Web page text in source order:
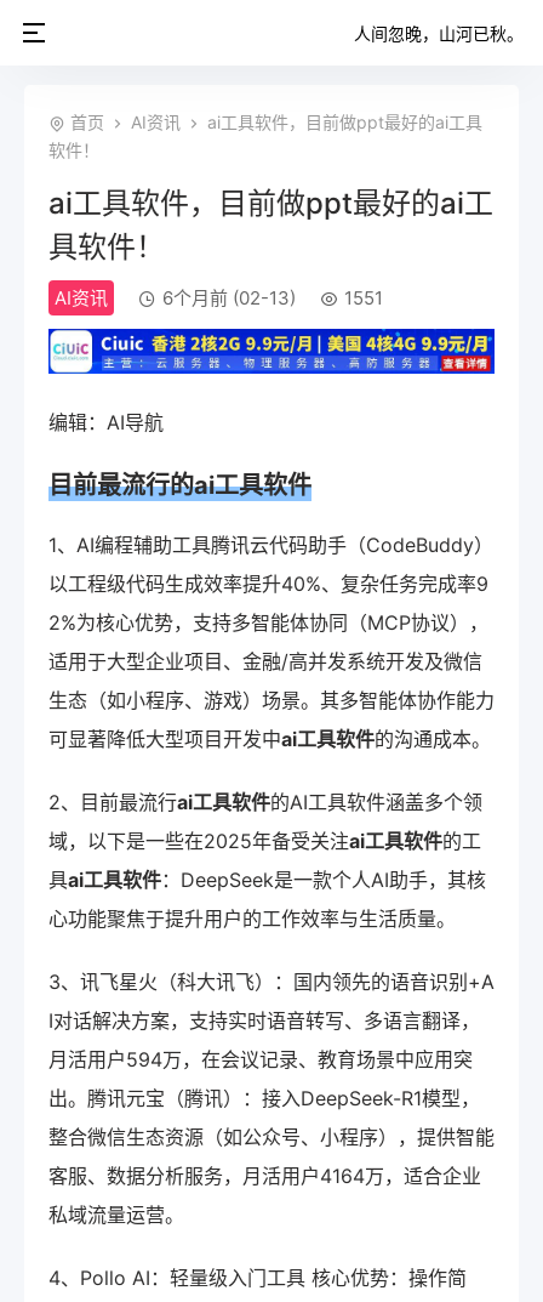
人间忽晚，山河已秋。
首页 AI资讯
ai工具软件，目前做ppt最好的ai工具
软件！
ai工具软件，目前做ppt最好的ai工
具软件！
AI资讯 6个月前 (02-13) 1551
编辑：AI导航
目前最流行的ai工具软件
1、AI编程辅助工具腾讯云代码助手（CodeBuddy）
以工程级代码生成效率提升40%、复杂任务完成率9
2%为核心优势，支持多智能体协同（MCP协议），
适用于大型企业项目、金融/高并发系统开发及微信
生态（如小程序、游戏）场景。其多智能体协作能力
可显著降低大型项目开发中ai工具软件的沟通成本。
2、目前最流行ai工具软件的AI工具软件涵盖多个领
域，以下是一些在2025年备受关注ai工具软件的工
具ai工具软件：DeepSeek是一款个人AI助手，其核
心功能聚焦于提升用户的工作效率与生活质量。
3、讯飞星火（科大讯飞）：国内领先的语音识别+A
I对话解决方案，支持实时语音转写、多语言翻译，
月活用户594万，在会议记录、教育场景中应用突
出。腾讯元宝（腾讯）：接入DeepSeek-R1模型，
整合微信生态资源（如公众号、小程序），提供智能
客服、数据分析服务，月活用户4164万，适合企业
私域流量运营。
4、Pollo AI：轻量级入门工具 核心优势：操作简